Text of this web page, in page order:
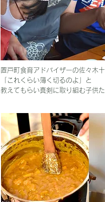
置戸町食育アドバイザーの佐々木
「これくらい薄く切るのよ」と
教えてもらい真剣に取り組む子供